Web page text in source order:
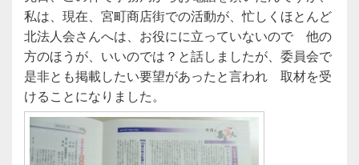
私は、現在、宮町商店街での活動が、忙しくほとんど
北法人会さんへは、お役にに立っていないので 他の
方のほうが、いいのでは？と話しましたが、委員会で
是非とも掲載したい要望があったと言われ 取材を受
けることになりました。